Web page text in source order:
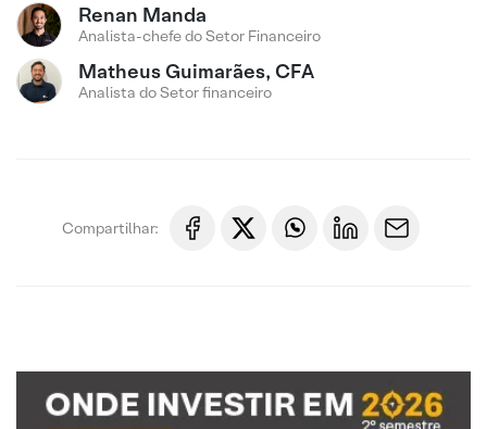
Renan Manda
Analista-chefe do Setor Financeiro
Matheus Guimarães, CFA
Analista do Setor financeiro
Compartilhar: